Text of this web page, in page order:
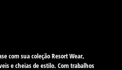
com sua coleção Resort Wear,
e cheias de estilo. Com trabalhos